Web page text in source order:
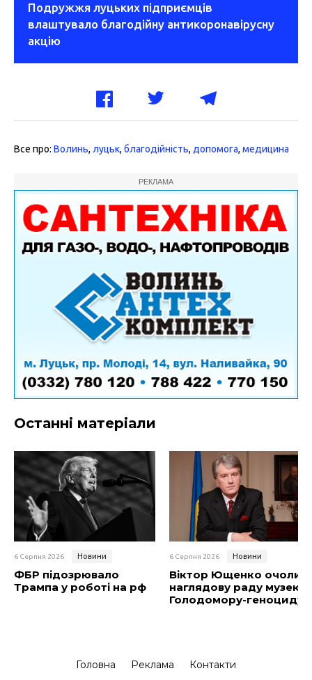
Подружжя луцьких підприємців
влаштувало благодійну антикоронавірусну
акцію
Все про: Волинь, луцьк, благодійність, допомога, медицина
РЕКЛАМА
Останні матеріали
6 Серпня 2026 Новини
ФБР підозрювало
Трампа у роботі на рф
6 Серпня 2026 Новини
Віктор Ющенко очолив
наглядову раду музею
Голодомору-геноциду
Головна Реклама Контакти